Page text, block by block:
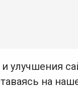
улучшения
на